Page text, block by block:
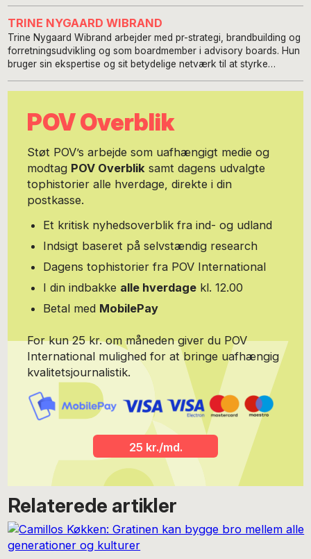
TRINE NYGAARD WIBRAND
Trine Nygaard Wibrand arbejder med pr-strategi, brandbuilding og
forretningsudvikling og som boardmember i advisory boards. Hun
bruger sin ekspertise og sit betydelige netværk til at styrke
uddannet journalist i USA speciale i Magazine Journalism.
med fokus på social psychology. Hun har altid skrevet for kvinder
og som regel også om kvinder og emnerne har altid været de helt
ledelse. Hendes grundlæggende nysgerrighed har altid været på
menneskers liv, interageren, handlinger, motivationer og
erfaringer. Hun har igennem de sidste 20 års tid skrevet for en
lang række danske magasiner, en del ugeblade og et par aviser,
altid livsstilsstof. De første ti år med egen virksomhed hvor hun ud
over at levere til magasiner og ugeblade også lavede pr, branding
hun tilbragt på den anden side af bordet, overvejende i ledende
roller bla som forlagsdirektør i Chili Group, redaktionschef på
ugebladet SØNDAG, og sidst som chefredaktør for
modemagasinet IN hvor hun skabte et modemagasin med stor
journalistisk tyngde uden at gå på kompromis med præmissen.
Portrætfoto: Stine Heilmann
POV Overblik
Støt POV’s arbejde som uafhængigt medie og
modtag POV Overblik samt dagens udvalgte
tophistorier alle hverdage, direkte i din
postkasse.
Et kritisk nyhedsoverblik fra ind- og udland
Indsigt baseret på selvstændig research
Dagens tophistorier fra POV International
I din indbakke alle hverdage kl. 12.00
Betal med MobilePay
For kun 25 kr. om måneden giver du POV
International mulighed for at bringe uafhængig
kvalitetsjournalistik.
25 kr./md.
Relaterede artikler